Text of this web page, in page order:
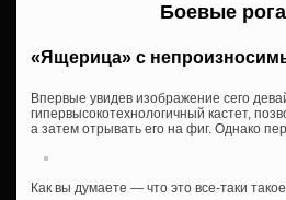
Боевые
«Ящерица» с
Впервые увидев изображение сего
гипервысокотехнологичный кастет,
а затем отрывать его на фиг. Однако
Как вы думаете — что это все-таки